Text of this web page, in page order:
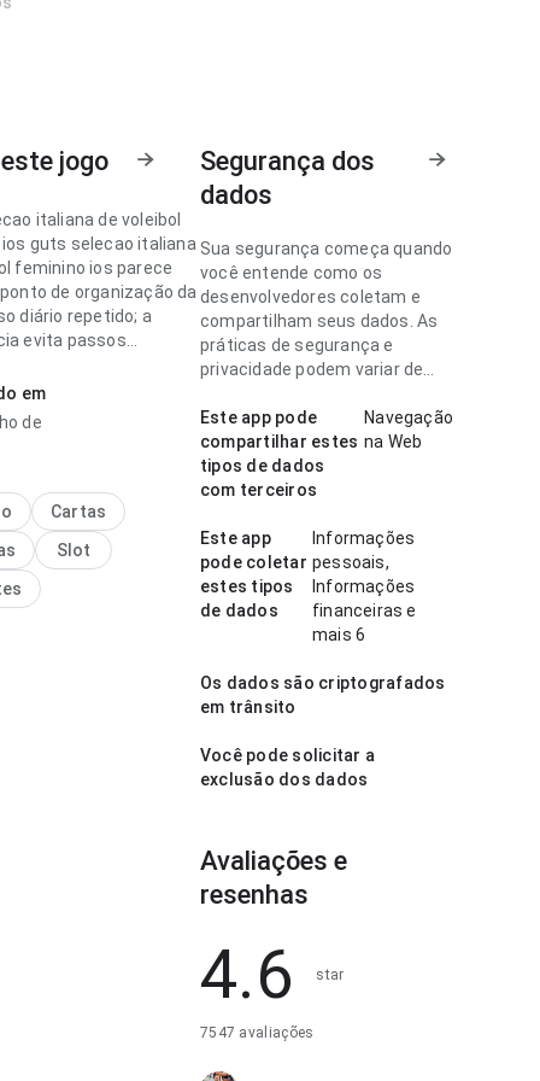
jogo
italiana de voleibol
guts selecao italiana
feminino ios parece
de organização da
diário repetido; a
evita passos
faz diferença.
italiana de voleibol
comparando com
a hierarquia
natural. A página
impressão limpa e
em
de
Cartas
Slot
Segurança dos
dados
Sua segurança começa quando
você entende como os
desenvolvedores coletam e
compartilham seus dados. As
práticas de segurança e
privacidade podem variar de
idade.
Este app pode
compartilhar estes
tipos de dados
com terceiros
Navegação
na Web
Este app
pode coletar
estes tipos
de dados
Informações
pessoais,
Informações
financeiras e
mais 6
Os dados são criptografados
em trânsito
Você pode solicitar a
exclusão dos dados
Avaliações e
resenhas
4.6 star
7547 avaliações